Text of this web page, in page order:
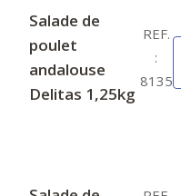
Salade de
poulet
andalouse
Delitas 1,25kg
REF.
:
8135